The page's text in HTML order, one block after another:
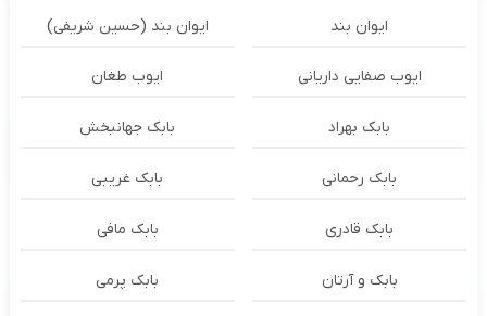
ایوان بند ایوان بند (حسین شریفی)
ایوب صفایی داریانی ایوب طغان
بابک بهراد بابک جهانبخش
بابک رحمانی بابک غریبی
بابک قادری بابک مافی
بابک و آرتان بابک پرمی